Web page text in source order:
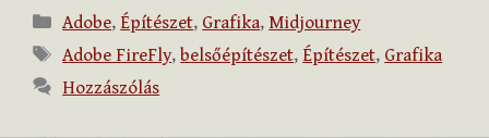
Kategória
Adobe, Építészet, Grafika,Midjourney
Címkék
Adobe FireFly,belsőépítészet, Építészet, Grafika
Hozzászólás